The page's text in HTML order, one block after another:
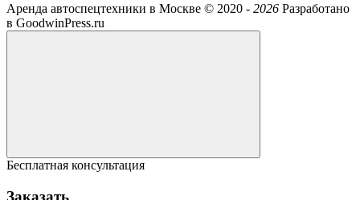
Аренда автоспецтехники в Москве © 2020 - 2026 Разработано
в GoodwinPress.ru
Бесплатная консультация
Заказать